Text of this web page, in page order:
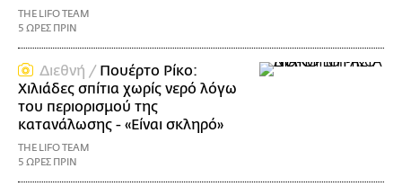
THE LIFO TEAM
5 ΩΡΕΣ ΠΡΙΝ
Διεθνή / Πουέρτο Ρίκο:
Χιλιάδες σπίτια χωρίς νερό λόγω
του περιορισμού της
κατανάλωσης - «Είναι σκληρό»
THE LIFO TEAM
5 ΩΡΕΣ ΠΡΙΝ